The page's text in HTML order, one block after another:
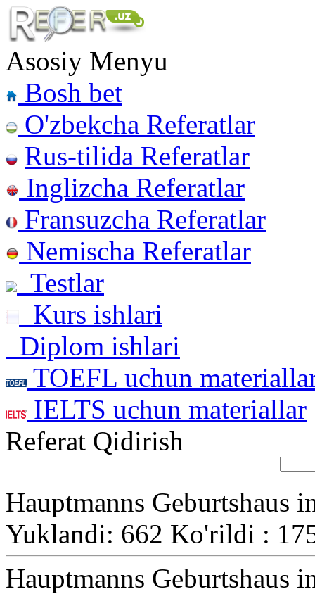
Asosiy Menyu
Bosh bet
O'zbekcha Referatlar
Rus-tilida Referatlar
Inglizcha Referatlar
Fransuzcha Referatlar
Nemischa Referatlar
Testlar
Kurs ishlari
Diplom ishlari
TOEFL uchun
IELTS uchun materiallar
Referat Qidirish
Hauptmanns Geburtshaus
Yuklandi: 662 Ko'rildi :
Hauptmanns Geburtshaus